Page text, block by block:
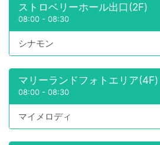
ストロベリーホール出口(2F)
08:00 - 08:30
シナモン
マリーランドフォトエリア(4F)
08:00 - 08:30
マイメロディ